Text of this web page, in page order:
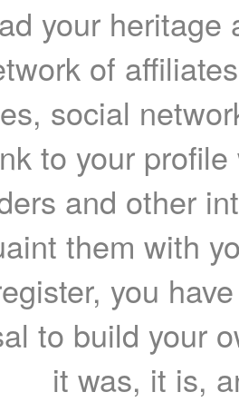
your heritage
of
social
to your
and other
them with
you
to build your
it was, it is,